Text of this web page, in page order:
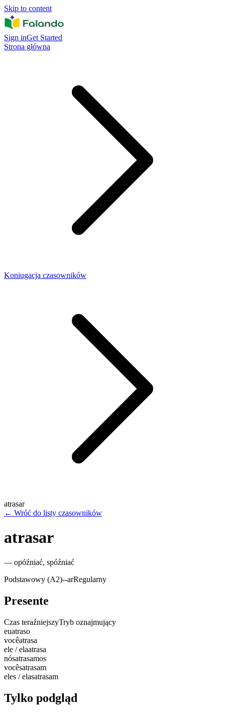
Skip to content
Sign inGet Started
Strona główna
Koniugacja czasowników
atrasar
← Wróć do listy czasowników
atrasar
— opóźniać, spóźniać
Podstawowy (A2)--arRegularny
Presente
Czas teraźniejszyTryb oznajmujący
euatraso
vocêatrasa
ele / elaatrasa
nósatrasamos
vocêsatrasam
eles / elasatrasam
Tylko podgląd